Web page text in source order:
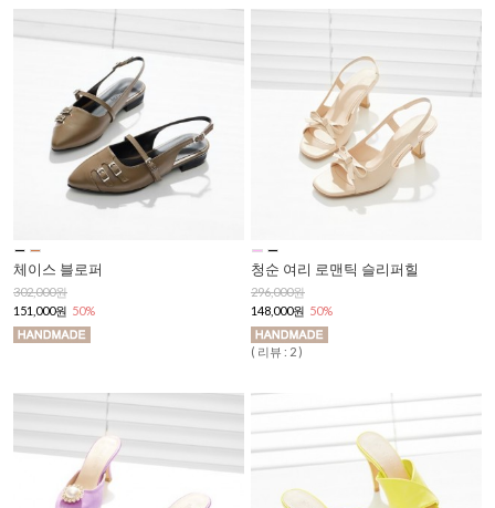
체이스 블로퍼
302,000원
151,000원 50%
청순 여리 로맨틱 슬리퍼힐
296,000원
148,000원 50%
( 리뷰 : 2 )